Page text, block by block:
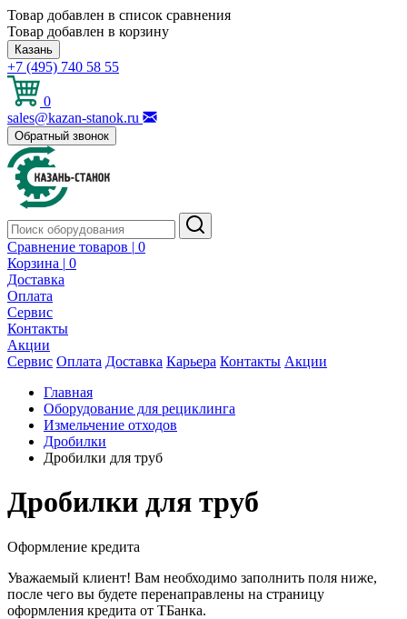
Товар добавлен в список сравнения
Товар добавлен в корзину
Казань
+7 (495) 740 58 55
0
sales@kazan-stanok.ru
Обратный звонок
Сравнение товаров | 0
Корзина | 0
Доставка
Оплата
Сервис
Контакты
Акции
Сервис Оплата Доставка Карьера Контакты Акции
Главная
Оборудование для рециклинга
Измельчение отходов
Дробилки
Дробилки для труб
Дробилки для труб
Оформление кредита
Уважаемый клиент! Вам необходимо заполнить поля ниже,
после чего вы будете перенаправлены на страницу
оформления кредита от ТБанка.